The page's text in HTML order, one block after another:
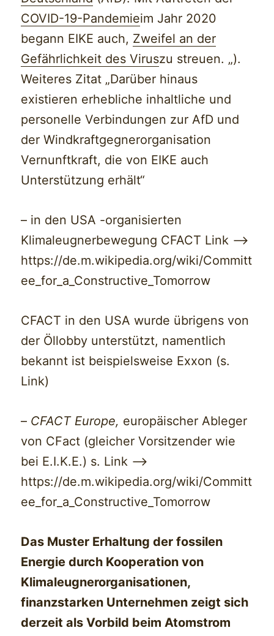
COVID-19-Pandemieim Jahr 2020
begann EIKE auch, Zweifel an der
Gefährlichkeit des Viruszu streuen. „).
Weiteres Zitat „Darüber hinaus
existieren erhebliche inhaltliche und
personelle Verbindungen zur AfD und
der Windkraftgegnerorganisation
Vernunftkraft, die von EIKE auch
Unterstützung erhält“
– in den USA -organisierten
Klimaleugnerbewegung CFACT Link —>
https://de.m.wikipedia.org/wiki/Committ
ee_for_a_Constructive_Tomorrow
CFACT in den USA wurde übrigens von
der Öllobby unterstützt, namentlich
bekannt ist beispielsweise Exxon (s.
Link)
– CFACT Europe, europäischer Ableger
von CFact (gleicher Vorsitzender wie
bei E.I.K.E.) s. Link —>
https://de.m.wikipedia.org/wiki/Committ
ee_for_a_Constructive_Tomorrow
Das Muster Erhaltung der fossilen
Energie durch Kooperation von
Klimaleugnerorganisationen,
finanzstarken Unternehmen zeigt sich
derzeit als Vorbild beim Atomstrom